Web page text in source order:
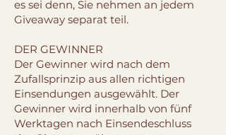
es sei denn, Sie nehmen an jedem
Giveaway separat teil.
DER GEWINNER
Der Gewinner wird nach dem
Zufallsprinzip aus allen richtigen
Einsendungen ausgewählt. Der
Gewinner wird innerhalb von fünf
Werktagen nach Einsendeschluss